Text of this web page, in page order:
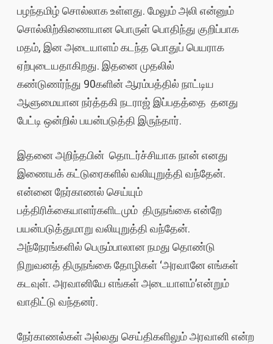
பழந்தமிழ் சொல்லாக உள்ளது. மேலும் அலி என்னும்
சொல்லிற்கிணையான பொருள் பொதிந்து குறிப்பாக
மதம், இன அடையாளம் கடந்த பொதுப் பெயராக
ஏற்புடையதாகிறது. இதனை முதலில்
கண்டுணர்ந்து 90களின் ஆரம்பத்தில் நாட்டிய
ஆளுமையான நர்த்தகி நடராஜ் இப்பதத்தை தனது
பேட்டி ஒன்றில் பயன்படுத்தி இருந்தார்.
இதனை அறிந்தபின் தொடர்ச்சியாக நான் எனது
இணையக் கட்டுரைகளில் வலியுறுத்தி வந்தேன்.
என்னை நேர்காணல் செய்யும்
பத்திரிக்கையாளர்களிடமும் திருநங்கை என்றே
பயன்படுத்துமாறு வலியுறுத்தி வந்தேன்.
அந்நேரங்களில் பெரும்பாலான நமது தொண்டு
நிறுவனத் திருநங்கை தோழிகள் ‘அரவானே எங்கள்
கடவுள். அரவானியே எங்கள் அடையாளம்’என்றும்
வாதிட்டு வந்தனர்.
நேர்காணல்கள் அல்லது செய்திகளிலும் அரவானி என்ற